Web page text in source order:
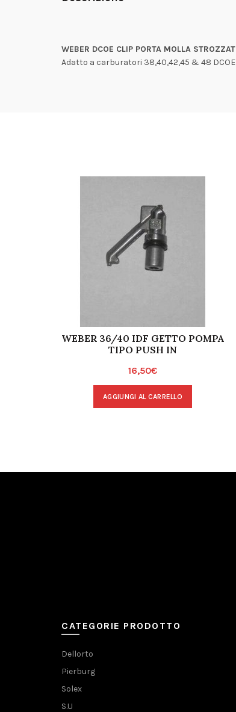
WEBER DCOE CLIP PORTA MOLLA
Adatto a carburatori 38,40,42,45 & 48 DCOE
WEBER 36/40 IDF GETTO POMPA
TIPO PUSH IN
16,50€
AGGIUNGI AL CARRELLO
CATEGORIE PRODOTTO
Dellorto
Pierburg
Solex
S.U